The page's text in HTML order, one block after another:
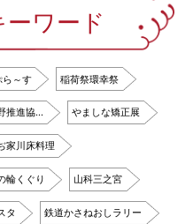
ワード
ら～す 稲荷祭環幸祭
推進協… やましな矯正展
家川床料理
輪くぐり 山科三之宮
タ 鉄道かさねおしラリー